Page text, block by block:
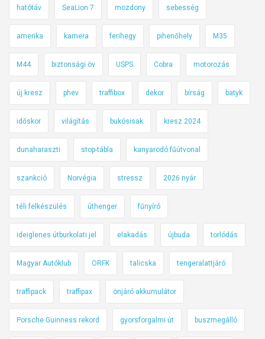
hatótáv SeaLion 7 mozdony sebesség
amerika kamera ferihegy pihenőhely M35
M44 biztonsági öv USPS Cobra motorozás
új kresz phev traffibox dekor bírság batyk
időskor világítás bukósisak kresz 2024
dunaharaszti stop-tábla kanyarodó fűútvonal
szankció Norvégia stressz 2026 nyár
téli felkészülés úthenger fűnyíró
ideiglenes útburkolati jel elakadás újbuda torlódás
Magyar Autóklub ORFK talicska tengeralattjáró
traffipack traffipax önjáró akkumulátor
Porsche Guinness rekord gyorsforgalmi út buszmegálló